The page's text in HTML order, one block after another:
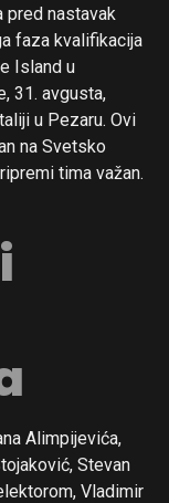
pred nastavak
faza kvalifikacija
Island u
31. avgusta,
u Pezaru. Ovi
na Svetsko
tima važan.
Alimpijevića,
Stevan
Vladimir